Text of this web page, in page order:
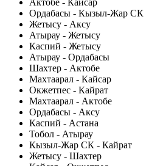
Актобе - Кайсар
Ордабасы - Кызыл-Жар СК
Жетысу - Аксу
Атырау - Жетысу
Каспий - Жетысу
Атырау - Ордабасы
Шахтер - Актобе
Махтаарал - Кайсар
Окжетпес - Кайрат
Махтаарал - Актобе
Ордабасы - Аксу
Каспий - Астана
Тобол - Атырау
Кызыл-Жар СК - Кайрат
Жетысу - Шахтер